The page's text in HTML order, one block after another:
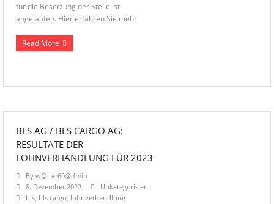
für die Besetzung der Stelle ist
angelaufen. Hier erfahren Sie mehr
Read More
BLS AG / BLS CARGO AG:
RESULTATE DER
LOHNVERHANDLUNG FÜR 2023
By w@lter60@dmin
8. Dezember 2022
Unkategorisiert
bls, bls cargo, lohnverhandlung